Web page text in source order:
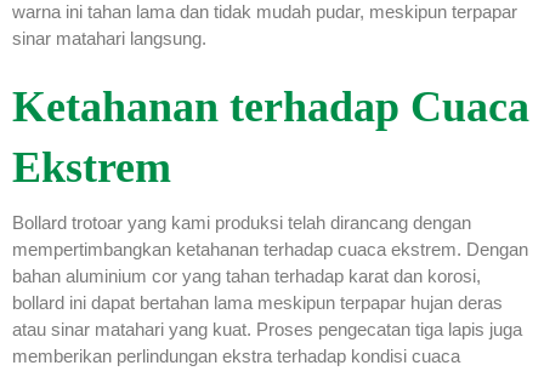
warna ini tahan lama dan tidak mudah pudar, meskipun terpapar
sinar matahari langsung.
Ketahanan terhadap Cuaca
Ekstrem
Bollard trotoar yang kami produksi telah dirancang dengan
mempertimbangkan ketahanan terhadap cuaca ekstrem. Dengan
bahan aluminium cor yang tahan terhadap karat dan korosi,
bollard ini dapat bertahan lama meskipun terpapar hujan deras
atau sinar matahari yang kuat. Proses pengecatan tiga lapis juga
memberikan perlindungan ekstra terhadap kondisi cuaca